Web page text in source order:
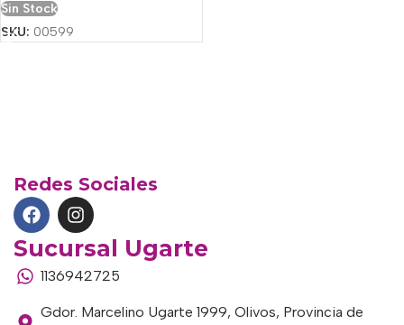
Sin Stock
SKU: 00599
Redes Sociales
Sucursal Ugarte
1136942725
Gdor. Marcelino Ugarte 1999, Olivos, Provincia de